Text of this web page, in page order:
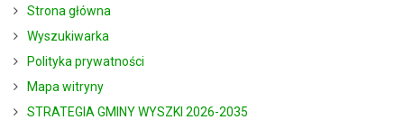
Strona główna
Wyszukiwarka
Polityka prywatności
Mapa witryny
STRATEGIA GMINY WYSZKI 2026-2035